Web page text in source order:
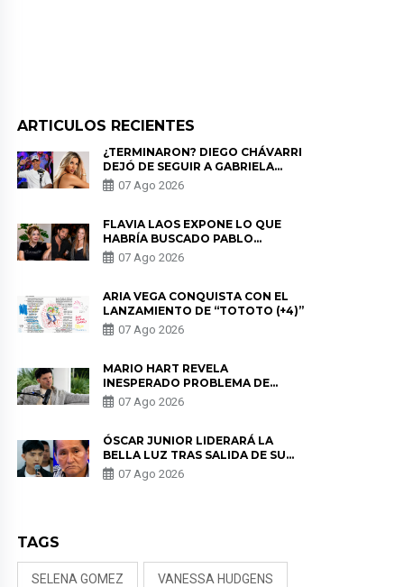
ARTICULOS RECIENTES
¿TERMINARON? DIEGO CHÁVARRI
DEJÓ DE SEGUIR A GABRIELA
HERRERA Y ANUNCIA SU SALIDA
DE PÓDCAST
07 Ago 2026
FLAVIA LAOS EXPONE LO QUE
HABRÍA BUSCADO PABLO
HEREDIA CON ALE FULLER: “UNA
DE LAS PARTES QUERÍA EL
07 Ago 2026
ARIA VEGA CONQUISTA CON EL
LANZAMIENTO DE “TOTOTO (+4)”
07 Ago 2026
MARIO HART REVELA
INESPERADO PROBLEMA DE
SALUD ANTES DE SEPARARSE DE
KORINA: “ME ENCONTRARON UN
07 Ago 2026
ÓSCAR JUNIOR LIDERARÁ LA
BELLA LUZ TRAS SALIDA DE SU
PADRE POR POLÉMICA CON
NALDY SALDAÑA
07 Ago 2026
TAGS
SELENA GOMEZ VANESSA HUDGENS